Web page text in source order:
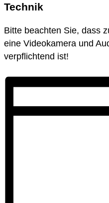
Technik
Bitte beachten Sie, dass
eine Videokamera und
verpflichtend ist!